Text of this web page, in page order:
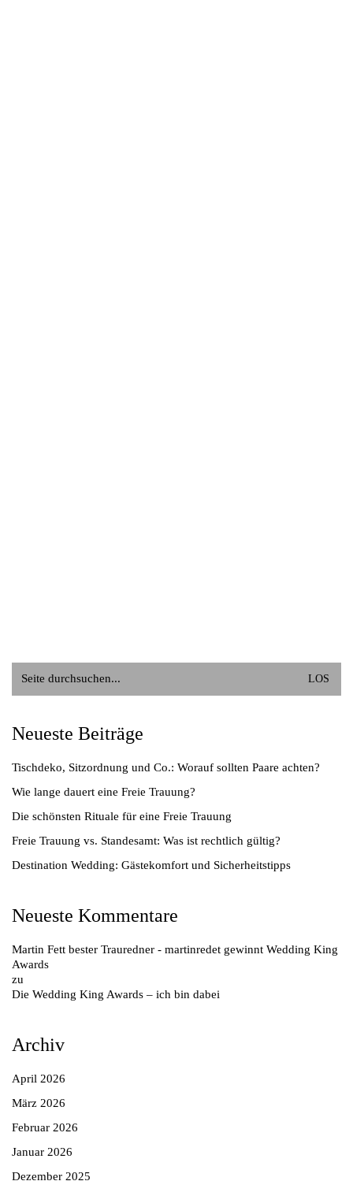
nach:
Neueste Beiträge
Tischdeko, Sitzordnung und Co.: Worauf sollten Paare achten?
Wie lange dauert eine Freie Trauung?
Die schönsten Rituale für eine Freie Trauung
Freie Trauung vs. Standesamt: Was ist rechtlich gültig?
Destination Wedding: Gästekomfort und Sicherheitstipps
Neueste Kommentare
Martin Fett bester Trauredner - martinredet gewinnt Wedding King
Awards
zu
Die Wedding King Awards – ich bin dabei
Archiv
April 2026
März 2026
Februar 2026
Januar 2026
Dezember 2025